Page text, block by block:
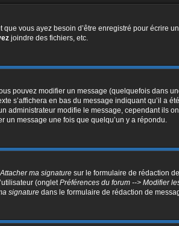
vous ayez besoin d’être enregistré pour écrire
joindre des fichiers, etc.
pouvez modifier un message (quelquefois dans
s’affichera en bas du message indiquant qu’il a
administrateur modifie le message, cependant ils
un message une fois que quelqu’un y a répondu.
Attacher ma signature sur le formulaire de rédaction
(ongletPréférences du forum --> Modifier
signature dans le formulaire de rédaction de